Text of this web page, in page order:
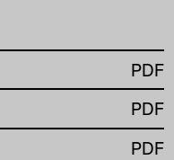
PDF
PDF
PDF